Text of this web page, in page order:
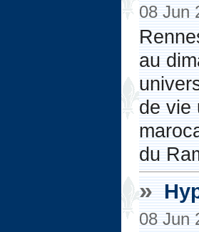
08 Jun
au
de vie
du
»
08 Jun